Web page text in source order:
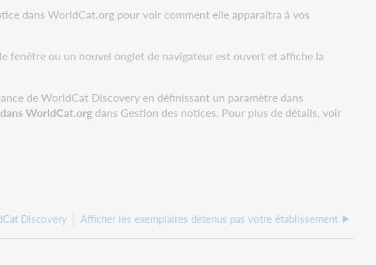
dans WorldCat.org pour voir comment elle apparaîtra à vos
fenêtre ou un nouvel onglet de navigateur est ouvert et affiche la
de WorldCat Discovery en définissant un paramètre dans
WorldCat.org dans Gestion des notices. Pour plus de détails, voir
Discovery Afficher les exemplaires détenus pas votre établissement